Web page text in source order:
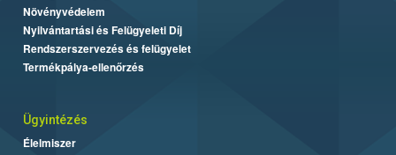
Növényvédelem
Nyilvántartási és Felügyeleti Díj
Rendszerszervezés és felügyelet
Termékpálya-ellenőrzés
Ügyintézés
Élelmiszer